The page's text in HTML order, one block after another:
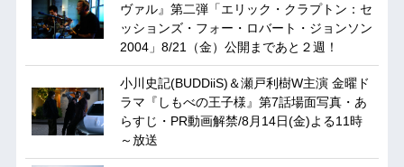
ヴァル』第二弾「エリック・クラプトン：セ
ッションズ・フォー・ロバート・ジョンソン
2004」8/21（金）公開まであと２週！
小川史記(BUDDiiS)＆瀬戸利樹W主演 金曜ド
ラマ『しもべの王子様』第7話場面写真・あ
らすじ・PR動画解禁/8月14日(金)よる11時
～放送